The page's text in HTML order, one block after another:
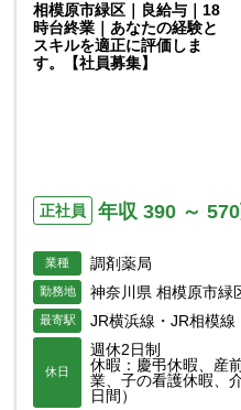
相模原市緑区｜良給与｜18
時台終業｜あなたの経験と
スキルを適正に評価しま
す。【社員募集】
正社員 年収 390 ～
業種 調剤薬局
勤務地 神奈川県 相模原市緑
最寄駅 JR横浜線・JR相模
休日
週休2日制
休暇：慶弔休暇、産
業、子の看護休暇、
日間）